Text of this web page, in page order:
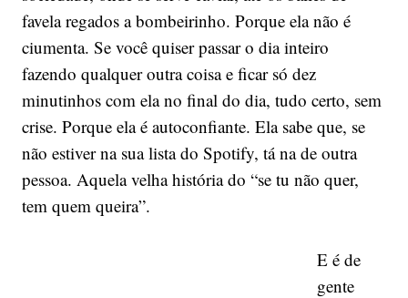
favela regados a bombeirinho. Porque ela não é
ciumenta. Se você quiser passar o dia inteiro
fazendo qualquer outra coisa e ficar só dez
minutinhos com ela no final do dia, tudo certo, sem
crise. Porque ela é autoconfiante. Ela sabe que, se
não estiver na sua lista do Spotify, tá na de outra
pessoa. Aquela velha história do “se tu não quer,
tem quem queira”.
E é de
gente